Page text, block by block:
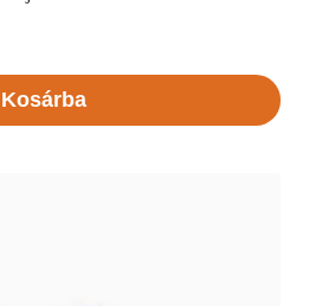
Kosárba